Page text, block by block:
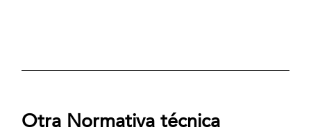
Otra Normativa técnica